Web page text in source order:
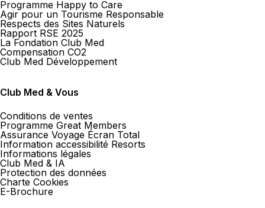
Programme Happy to Care
Agir pour un Tourisme Responsable
Respects des Sites Naturels
Rapport RSE 2025
La Fondation Club Med
Compensation CO2
Club Med Développement
Club Med & Vous
Conditions de ventes
Programme Great Members
Assurance Voyage Écran Total
Information accessibilité Resorts
Informations légales
Club Med & IA
Protection des données
Charte Cookies
E-Brochure